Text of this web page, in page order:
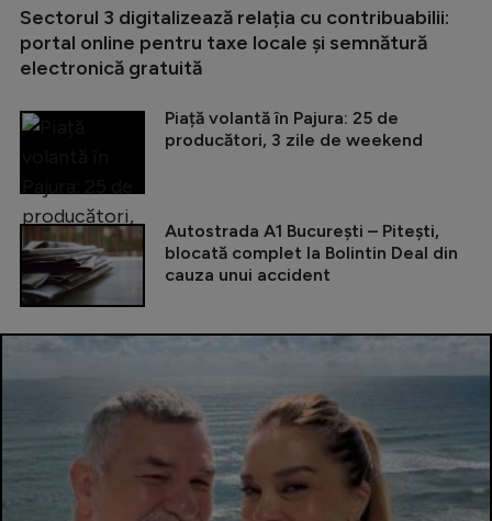
Sectorul 3 digitalizează relația cu contribuabilii:
portal online pentru taxe locale și semnătură
electronică gratuită
Piață volantă în Pajura: 25 de
producători, 3 zile de weekend
Autostrada A1 București – Pitești,
blocată complet la Bolintin Deal din
cauza unui accident